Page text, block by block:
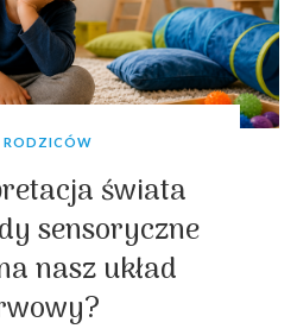
RODZICÓW
świata
sensoryczne
nasz układ